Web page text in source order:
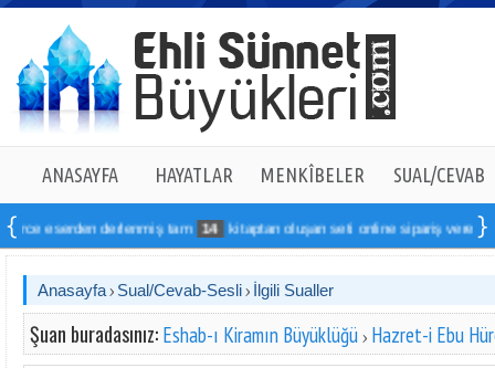
ANASAYFA HAYATLAR MENKÎBELER SUAL/CEVAB
derlenmiş tam 14 kitaptan oluşan seti online sipariş verebilirsiniz
Anasayfa Sual/Cevab-Sesli İlgili Sualler
Şuan buradasınız: Eshab-ı Kiramın Büyüklüğü Hazret-i Ebu